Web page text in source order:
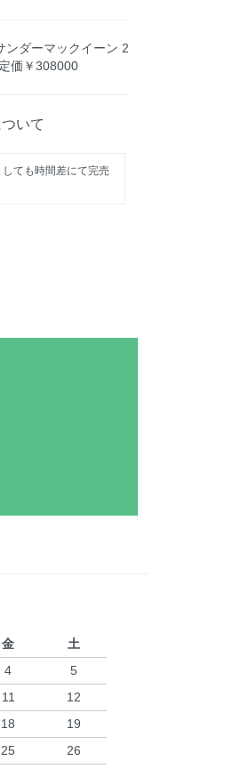
ンダーマックイーン 2
価￥308000
いて
ても時間差にて完売
金
土
4
5
11
12
18
19
25
26